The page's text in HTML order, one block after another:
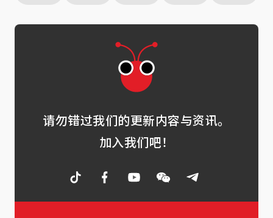
请勿错过我们的更新内容与资讯。
加入我们吧！